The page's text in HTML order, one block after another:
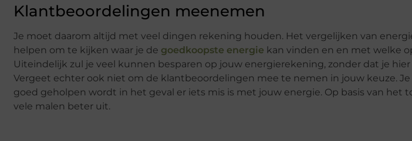
Klantbeoordelingen meenemen
Je moet daarom altijd met veel dingen rekening houden. Het vergelijken van
helpen om te kijken waar je de goedkoopste energie kan vinden en en met welke
Uiteindelijk zul je veel kunnen besparen op jouw energierekening, zonder dat je
Vergeet echter ook niet om de klantbeoordelingen mee te nemen in jouw keuze.
goed geholpen wordt in het geval er iets mis is met jouw energie. Op basis van het
vele malen beter uit.